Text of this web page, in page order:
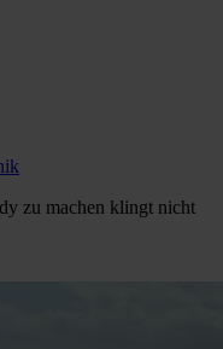
zu machen klingt nicht